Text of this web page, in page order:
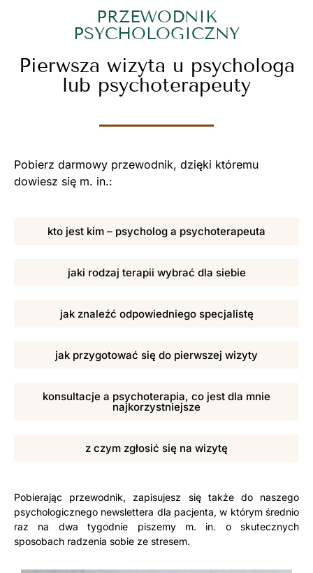
PRZEWODNIK
PSYCHOLOGICZNY
Pierwsza wizyta u psychologa
lub psychoterapeuty
Pobierz darmowy przewodnik, dzięki któremu
dowiesz się m. in.:
kto jest kim – psycholog a psychoterapeuta
jaki rodzaj terapii wybrać dla siebie
jak znaleźć odpowiedniego specjalistę
jak przygotować się do pierwszej wizyty
konsultacje a psychoterapia, co jest dla mnie
najkorzystniejsze
z czym zgłosić się na wizytę
Pobierając przewodnik, zapisujesz się także do naszego
psychologicznego newslettera dla pacjenta, w którym średnio
raz na dwa tygodnie piszemy m. in. o skutecznych
sposobach radzenia sobie ze stresem.